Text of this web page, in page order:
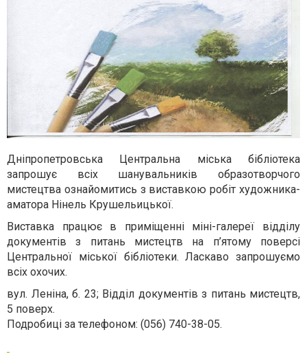
Дніпропетровська Центральна міська бібліотека
запрошує всіх шанувальників образотворчого
мистецтва ознайомитись з виставкою робіт художника-
аматора Нінель Крушельицької.
Виставка працює в приміщенні міні-галереї відділу
документів з питань мистецтв на п’ятому поверсі
Центральної міської бібліотеки. Ласкаво запрошуємо
всіх охочих.
вул. Леніна, б. 23; Відділ документів з питань мистецтв,
5 поверх.
Подробиці за телефоном: (056) 740-38-05.